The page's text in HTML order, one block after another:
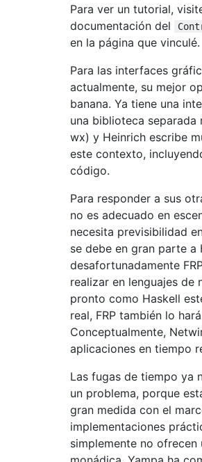
Para ver un tutorial,
documentación del
en la página que vinculé.
Para las interfaces
actualmente, su mejor
banana. Ya tiene una
una biblioteca separada
wx) y Heinrich escribe
este contexto,
código.
Para responder a sus
no es adecuado en
necesita previsibilidad
se debe en gran parte a
desafortunadamente
realizar en lenguajes de
pronto como Haskell
real, FRP también lo
Conceptualmente,
aplicaciones en tiempo
Las fugas de tiempo ya
un problema, porque
gran medida con el
implementaciones
simplemente no ofrecen